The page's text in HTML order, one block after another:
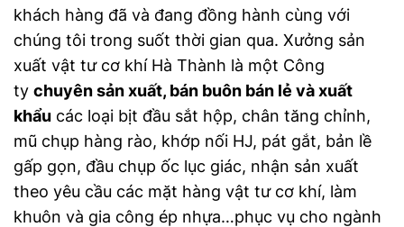
khách hàng đã và đang đồng hành cùng với
chúng tôi trong suốt thời gian qua. Xưởng sản
xuất vật tư cơ khí Hà Thành là một Công
ty chuyên sản xuất, bán buôn bán lẻ và xuất
khẩu các loại bịt đầu sắt hộp, chân tăng chỉnh,
mũ chụp hàng rào, khớp nối HJ, pát gắt, bản lề
gấp gọn, đầu chụp ốc lục giác, nhận sản xuất
theo yêu cầu các mặt hàng vật tư cơ khí, làm
khuôn và gia công ép nhựa…phục vụ cho ngành